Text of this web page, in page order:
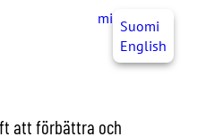
mittJHL SV
Suomi
English
att förbättra och